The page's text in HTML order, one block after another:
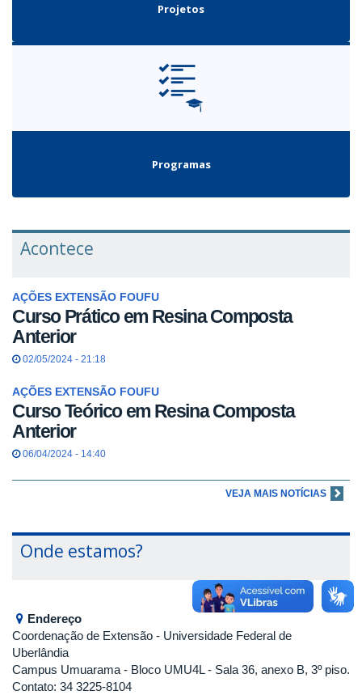
Projetos
Programas
Acontece
AÇÕES EXTENSÃO FOUFU
Curso Prático em Resina Composta
Anterior
02/05/2024 - 21:18
AÇÕES EXTENSÃO FOUFU
Curso Teórico em Resina Composta
Anterior
06/04/2024 - 14:40
VEJA MAIS NOTÍCIAS
Onde estamos?
Endereço
Coordenação de Extensão - Universidade Federal de
Uberlândia
Campus Umuarama - Bloco UMU4L - Sala 36, anexo B, 3º piso.
Contato: 34 3225-8104